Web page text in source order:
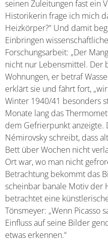
seinen Zuleitungen fast ein
Historikerin frage ich mich
Heizkörper?“ Und damit
Einbringen
Forschungsarbeit: „Der
nicht nur Lebensmittel. Der
Wohnungen, er betraf
erklärt sie und fährt fort,
Winter 1940/41 besonders
Monate lang das
dem Gefrierpunkt anzeigte.
Némirovsky schreibt, dass
Bett über Wochen nicht
Ort war, wo man nicht
Betrachtung bekommt das
scheinbar banale Motiv der
betrachtet eine
Tönsmeyer: „Wenn Picasso
Einfluss auf seine Bilder
etwas erkennen.“